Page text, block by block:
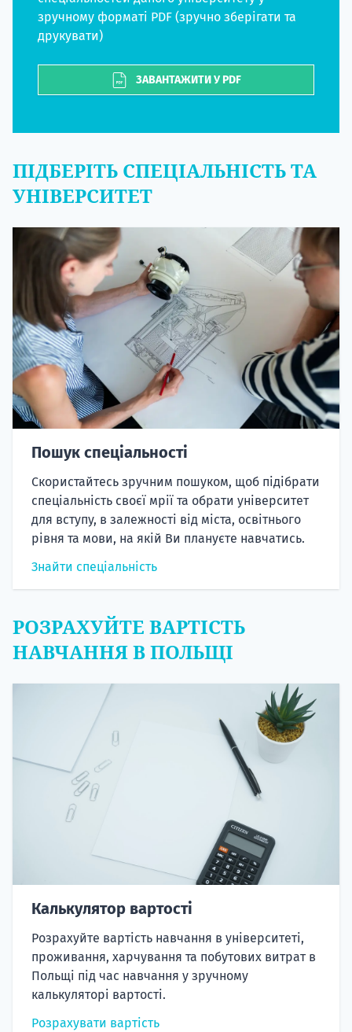
зручному форматі PDF (зручно зберігати та
друкувати)
ЗАВАНТАЖИТИ У PDF
ПІДБЕРІТЬ СПЕЦІАЛЬНІСТЬ ТА
УНІВЕРСИТЕТ
Пошук спеціальності
Скористайтесь зручним пошуком, щоб підібрати
спеціальність своєї мрії та обрати університет
для вступу, в залежності від міста, освітнього
рівня та мови, на якій Ви плануєте навчатись.
Знайти спеціальність
РОЗРАХУЙТЕ ВАРТІСТЬ
НАВЧАННЯ В ПОЛЬЩІ
Калькулятор вартості
Розрахуйте вартість навчання в університеті,
проживання, харчування та побутових витрат в
Польщі під час навчання у зручному
калькуляторі вартості.
Розрахувати вартість